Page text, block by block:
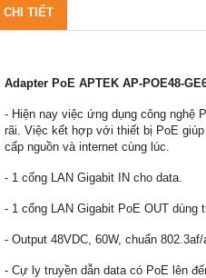
CHI TIẾT
Adapter PoE APTEK AP-POE48-
- Hiện nay việc ứng dụng công nghệ
rãi. Việc kết hợp với thiết bị PoE
cấp nguồn và internet cùng lúc.
- 1 cổng LAN Gigabit IN cho data.
- 1 cổng LAN Gigabit PoE OUT dùng
- Output 48VDC, 60W, chuẩn 802.3af/
- Cự ly truyền dẫn data có PoE lên